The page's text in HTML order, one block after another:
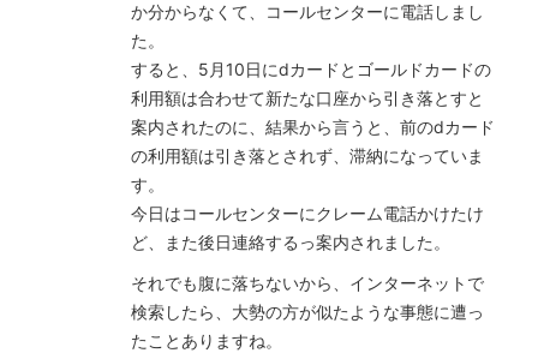
か分からなくて、コールセンターに電話しまし
た。
すると、5月10日にdカードとゴールドカードの
利用額は合わせて新たな口座から引き落とすと
案内されたのに、結果から言うと、前のdカード
の利用額は引き落とされず、滞納になっていま
す。
今日はコールセンターにクレーム電話かけたけ
ど、また後日連絡するっ案内されました。
それでも腹に落ちないから、インターネットで
検索したら、大勢の方が似たような事態に遭っ
たことありますね。